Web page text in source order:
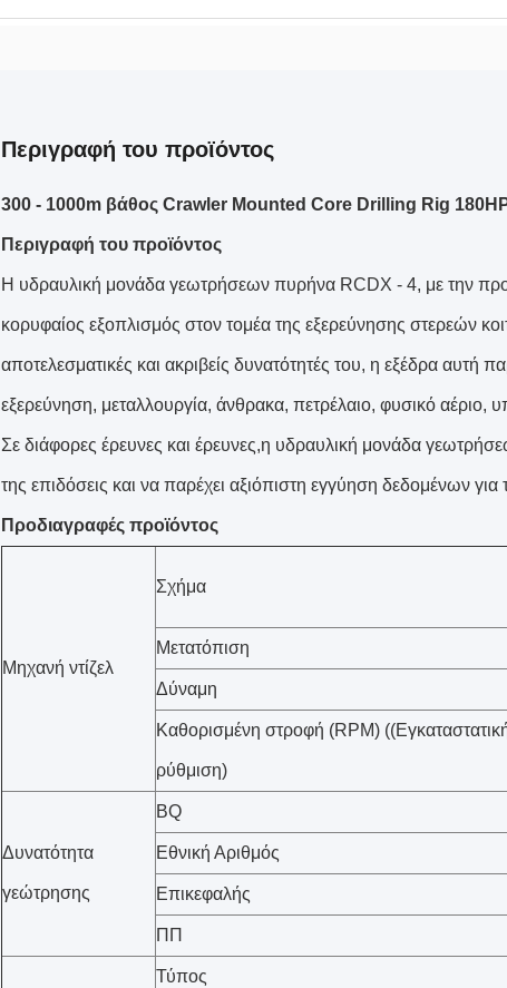
Περιγραφή του προϊόντος
300 - 1000m βάθος Crawler Mounted Core Drilling Rig 180HP
Περιγραφή του προϊόντος
Η υδραυλική μονάδα γεωτρήσεων πυρήνα RCDX - 4, με την
κορυφαίος εξοπλισμός στον τομέα της εξερεύνησης στερεών
αποτελεσματικές και ακριβείς δυνατότητές του, η εξέδρα αυτή
εξερεύνηση, μεταλλουργία, άνθρακα, πετρέλαιο, φυσικό αέριο,
Σε διάφορες έρευνες και έρευνες,η υδραυλική μονάδα
της επιδόσεις και να παρέχει αξιόπιστη εγγύηση δεδομένων
Προδιαγραφές προϊόντος
Μηχανή ντίζελ
Σχήμα
Μετατόπιση
Δύναμη
Καθορισμένη στροφή (RPM)
ρύθμιση)
Δυνατότητα
γεώτρησης
BQ
Εθνική Αριθμός
Επικεφαλής
ΠΠ
Τύπος